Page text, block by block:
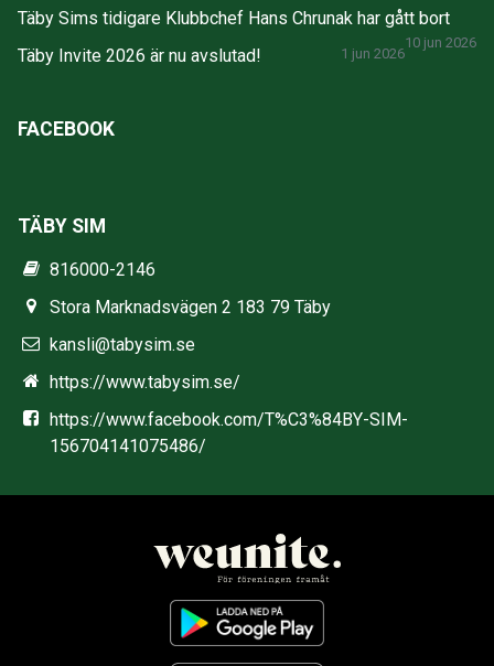
Täby Sims tidigare Klubbchef Hans Chrunak har gått bort
10 jun 2026
Täby Invite 2026 är nu avslutad! 1 jun 2026
FACEBOOK
TÄBY SIM
816000-2146
Stora Marknadsvägen 2 183 79 Täby
kansli@tabysim.se
https://www.tabysim.se/
https://www.facebook.com/T%C3%84BY-SIM-
156704141075486/